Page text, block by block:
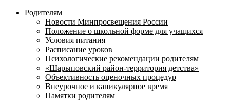
Родителям
Новости Минпросвещения России
Положение о школьной форме для учащихся
Условия питания
Расписание уроков
Психологические рекомендации родителям
«Шарыповский район-территория детства»
Объективность оценочных процедур
Внеурочное и каникулярное время
Памятки родителям